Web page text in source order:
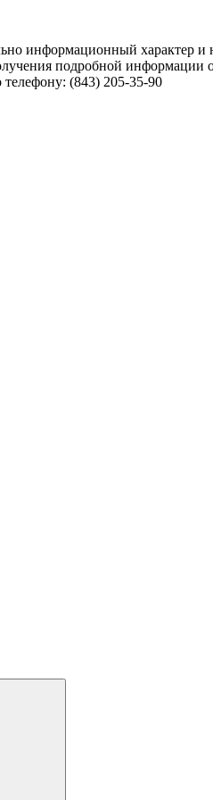
информационный характер
подробной
(843) 205-35-90